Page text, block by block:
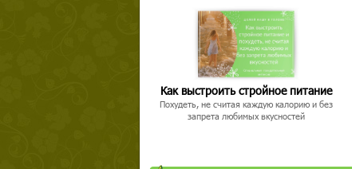
Как выстроить стройное питание
Похудеть, не считая каждую калорию и без
запрета любимых вкусностей